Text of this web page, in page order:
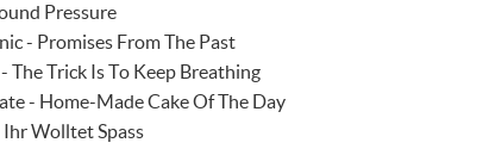
Pressure
- Promises From The Past
The Trick Is To Keep Breathing
- Home-Made Cake Of The Day
Wolltet Spass